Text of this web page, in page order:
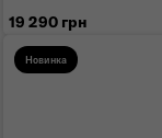
19 290 грн
Новинка